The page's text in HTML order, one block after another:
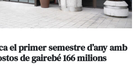
el primer semestre d’any amb
de gairebé 166 milions